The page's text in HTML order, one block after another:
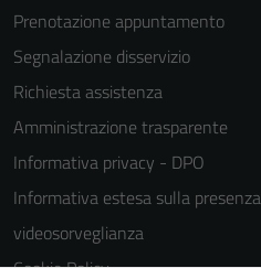
Prenotazione appuntamento
Segnalazione disservizio
Richiesta assistenza
Amministrazione trasparente
Informativa privacy - DPO
Informativa estesa sulla
videosorveglianza
Cookie Policy